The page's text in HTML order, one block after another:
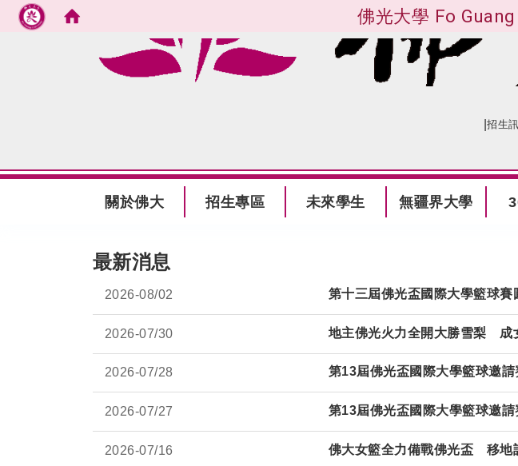
佛光大學 Fo
跳到主要內容
|招生
關於佛大 招生專區 未來學生 無疆界大學
最新消息
2026-08/02 第十三屆佛光盃國際大學籃球賽
2026-07/30 地主佛光火力全開大勝雪梨 成
2026-07/28 第13屆佛光盃國際大學籃球邀
2026-07/27 第13屆佛光盃國際大學籃球邀
2026-07/16 佛大女籃全力備戰佛光盃 移地